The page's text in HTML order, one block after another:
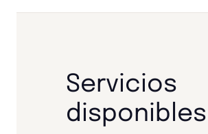
Servicios
disponibles